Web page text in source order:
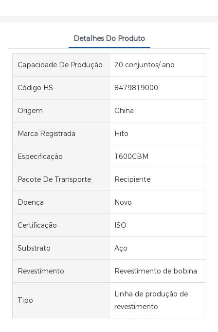
Detalhes Do Produto
Capacidade De Produção 20 conjuntos/ ano
Código HS 8479819000
Origem China
Marca Registrada Hito
Especificação 1600CBM
Pacote De Transporte Recipiente
Doença Novo
Certificação ISO
Substrato Aço
Revestimento Revestimento de bobina
Tipo
Linha de produção de
revestimento